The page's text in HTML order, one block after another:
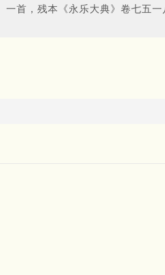
首，残本《永乐大典》卷七五一